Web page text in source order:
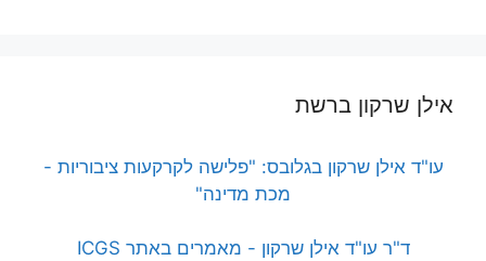
אילן שרקון ברשת
עו"ד אילן שרקון בגלובס: "פלישה לקרקעות ציבוריות -
מכת מדינה"
ד"ר עו"ד אילן שרקון - מאמרים באתר ICGS